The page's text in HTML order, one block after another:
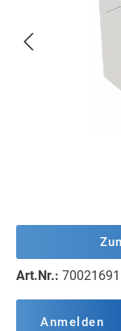
Art.Nr.: 70021691
Anmelden